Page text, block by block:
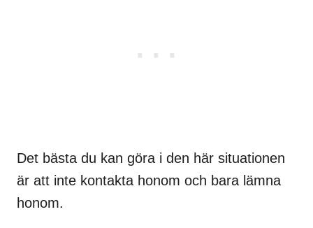
Det bästa du kan göra i den här situationen
är att inte kontakta honom och bara lämna
honom.